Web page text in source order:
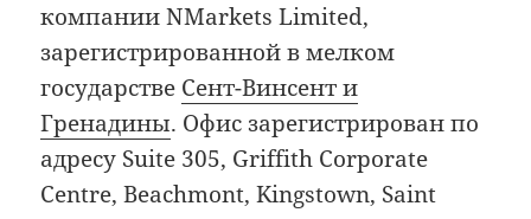
компании NMarkets Limited,
зарегистрированной в мелком
государстве Сент-Винсент и
Гренадины. Офис зарегистрирован по
адресу Suite 305, Griffith Corporate
Centre, Beachmont, Kingstown, Saint